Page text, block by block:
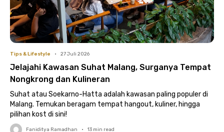
Tips & Lifestyle • 27 Juli 2026
Jelajahi Kawasan Suhat Malang, Surganya Tempat
Nongkrong dan Kulineran
Suhat atau Soekarno-Hatta adalah kawasan paling populer di
Malang. Temukan beragam tempat hangout, kuliner, hingga
pilihan kost di sini!
Faniditya Ramadhan • 13 min read